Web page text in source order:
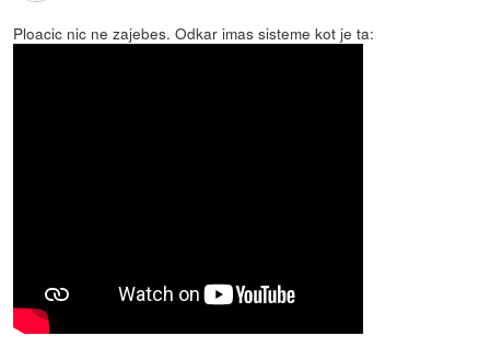
Ploacic nic ne zajebes. Odkar imas sisteme kot je ta: